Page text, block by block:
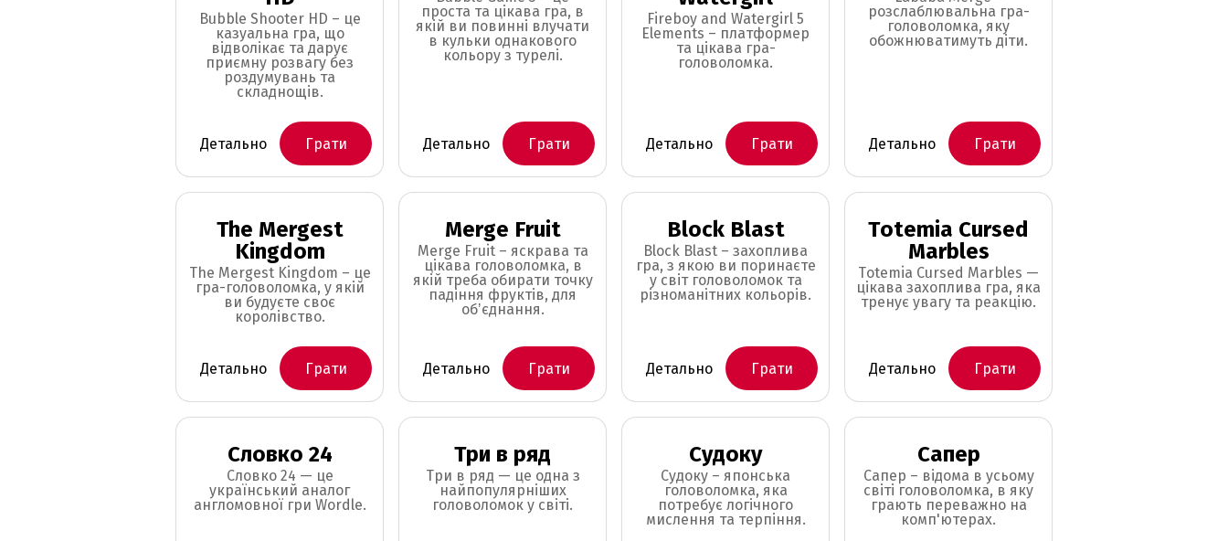
Bubble Shooter HD – це
казуальна гра, що
відволікає та дарує
приємну розвагу без
роздумувань та
складнощів.
Детально Грати
проста та цікава гра, в
якій ви повинні влучати
в кульки однакового
кольору з турелі.
Детально Грати
Fireboy and Watergirl 5
Elements – платформер
та цікава гра-
головоломка.
Детально Грати
розслаблювальна гра-
головоломка, яку
обожнюватимуть діти.
Детально Грати
The Mergest
Kingdom
The Mergest Kingdom – це
гра-головоломка, у якій
ви будуєте своє
королівство.
Детально Грати
Merge Fruit
Merge Fruit – яскрава та
цікава головоломка, в
якій треба обирати точку
падіння фруктів, для
обʼєднання.
Детально Грати
Block Blast
Block Blast – захоплива
гра, з якою ви поринаєте
у світ головоломок та
різноманітних кольорів.
Детально Грати
Totemia Cursed
Marbles
Totemia Cursed Marbles —
цікава захоплива гра, яка
тренує увагу та реакцію.
Детально Грати
Словко 24
Словко 24 — це
український аналог
англомовної гри Wordle.
Три в ряд
Три в ряд — це одна з
найпопулярніших
головоломок у світі.
Судоку
Судоку – японська
головоломка, яка
потребує логічного
мислення та терпіння.
Сапер
Сапер – відома в усьому
світі головоломка, в яку
грають переважно на
комп'ютерах.